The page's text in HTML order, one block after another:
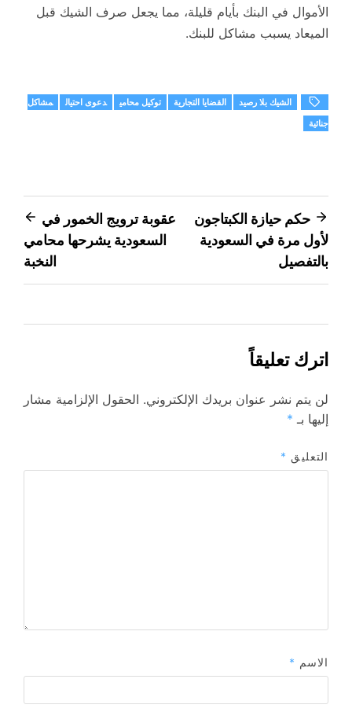
الأموال في البنك بأيام قليلة، مما يجعل صرف الشيك قبل
الميعاد يسبب مشاكل للبنك.
الشيك بلا رصيد القضايا التجارية توكيل محامي دعوى احتيال
مشاكل
جنائية
تصفّح
المقالات
حكم حيازة الكبتاجون
لأول مرة في السعودية
بالتفصيل
عقوبة ترويج الخمور في
السعودية يشرحها محامي
النخبة
اترك تعليقاً
لن يتم نشر عنوان بريدك الإلكتروني. الحقول الإلزامية مشار
إليها بـ *
التعليق *
الاسم *